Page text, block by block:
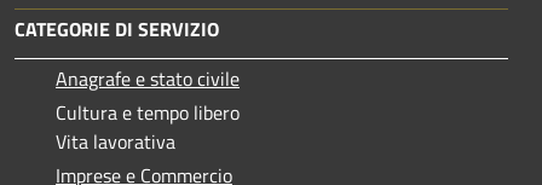
CATEGORIE DI SERVIZIO
Anagrafe e stato civile
Cultura e tempo libero
Vita lavorativa
Imprese e Commercio